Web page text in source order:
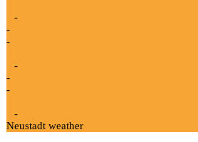
-
-
-
-
-
-
-
Neustadt weather